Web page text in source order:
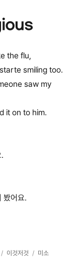
the flu,
smiling too.
saw my
it on to him.
봤어요.
카
이것저것
태
미소